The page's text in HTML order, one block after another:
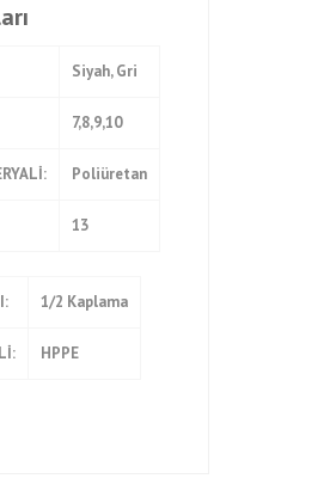
Siyah, Gri
7,8,9,10
Poliüretan
13
1/2 Kaplama
HPPE